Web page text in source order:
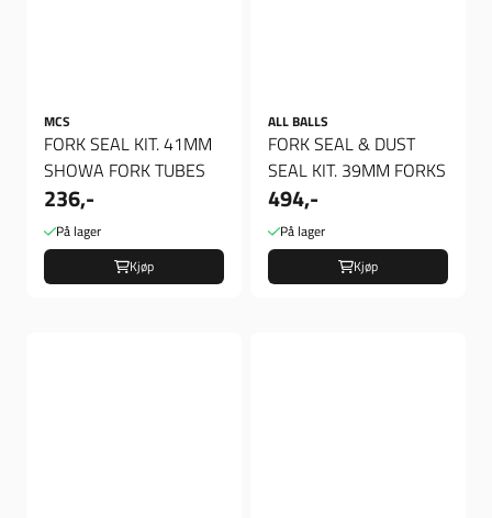
MCS
FORK SEAL KIT. 41MM
SHOWA FORK TUBES
236,-
På lager
Kjøp
ALL BALLS
FORK SEAL & DUST
SEAL KIT. 39MM FORKS
494,-
På lager
Kjøp